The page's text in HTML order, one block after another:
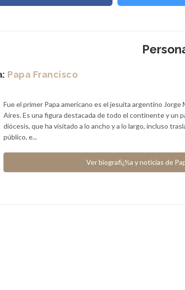
Papa Francisco
Fue el primer Papa americano es el jesuita argentino
Aires. Es una figura destacada de todo el continente y un
diócesis, que ha visitado a lo ancho y a lo largo, incluso
público, e...
Ver biografï¿½a y noticias de